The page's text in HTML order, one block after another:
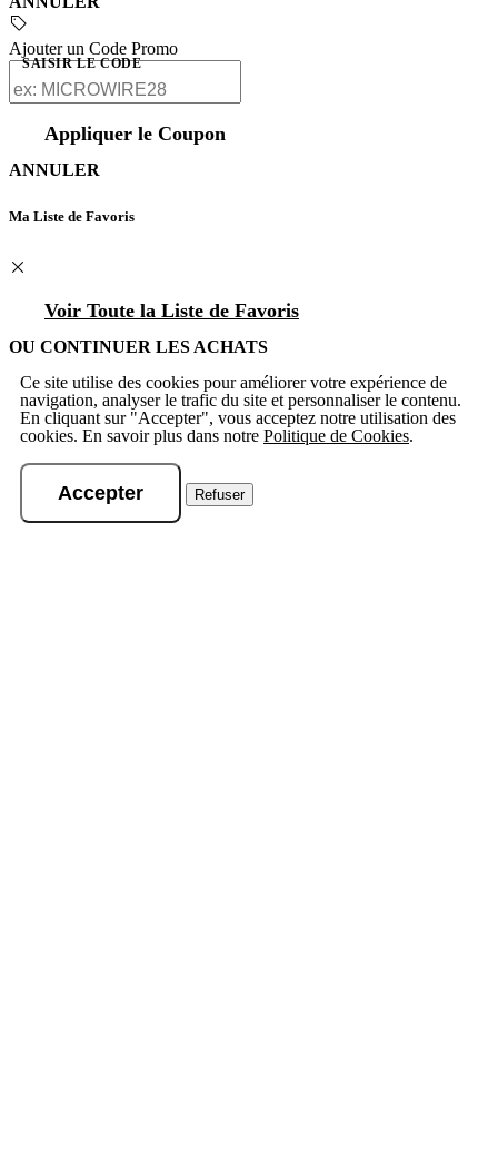
Ajouter un Code Promo
SAISIR LE CODE
Appliquer le Coupon
ANNULER
Ma Liste de Favoris
Voir Toute la Liste de Favoris
OU CONTINUER LES ACHATS
Ce site utilise des cookies pour améliorer votre expérience de
navigation, analyser le trafic du site et personnaliser le contenu.
En cliquant sur "Accepter", vous acceptez notre utilisation des
cookies. En savoir plus dans notre Politique de Cookies.
Accepter Refuser